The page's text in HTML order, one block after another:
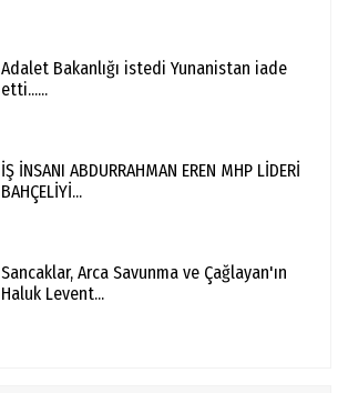
Adalet Bakanlığı istedi Yunanistan iade
etti......
İŞ İNSANI ABDURRAHMAN EREN MHP LİDERİ
BAHÇELİYİ...
Sancaklar, Arca Savunma ve Çağlayan'ın
Haluk Levent...